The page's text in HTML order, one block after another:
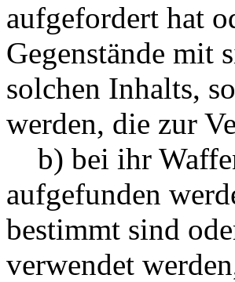
aufgefordert hat
Gegenstände mit
solchen Inhalts,
werden, die zur
b) bei ihr
aufgefunden
bestimmt sind
verwendet